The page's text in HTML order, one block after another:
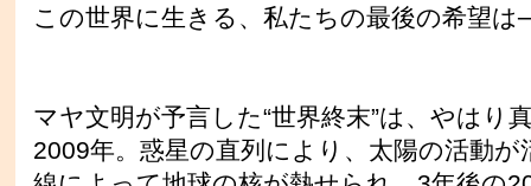
この世界に生きる、私たちの最後の希望は
マヤ文明が予言した“世界終末”は、やはり
2009年。惑星の直列により、太陽の活動が